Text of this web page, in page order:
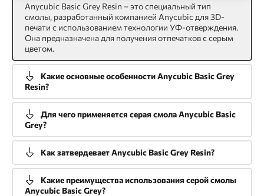
Anycubic Basic Grey Resin – это специальный тип
смолы, разработанный компанией Anycubic для 3D-
печати с использованием технологии УФ-отверждения.
Она предназначена для получения отпечатков с серым
цветом.
Какие основные особенности Anycubic Basic Grey
Resin?
Для чего применяется серая смола Anycubic Basic
Grey?
Как затвердевает Anycubic Basic Grey Resin?
Какие преимущества использования серой смолы
Anycubic Basic Grey?